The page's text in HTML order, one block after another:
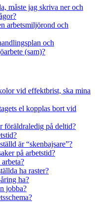
måste jag skriva ner och
arbetsmiljörond och
och
(sam)?
vid effektbrist, ska mina
el kopplas bort vid
föräldraledig på deltid?
är “skenbajsare”?
på arbetstid?
ha raster?
ha?
jobba?